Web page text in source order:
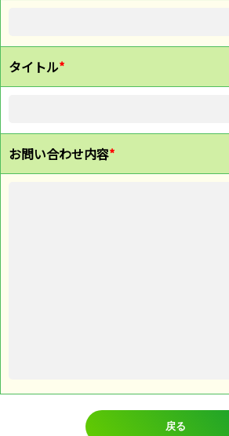
タイトル*
お問い合わせ内容*